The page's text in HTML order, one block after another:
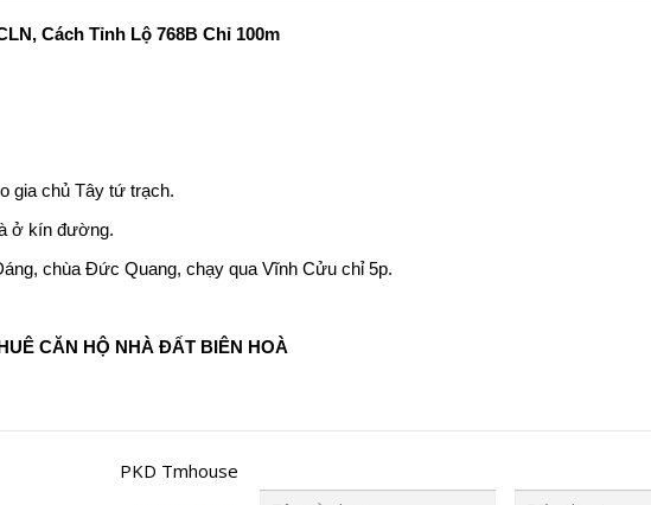
Cách Tỉnh Lộ 768B Chỉ 100m
gia chủ Tây tứ trạch.
ở kín đường.
chùa Đức Quang, chạy qua Vĩnh Cửu chỉ 5p.
CĂN HỘ NHÀ ĐẤT BIÊN HOÀ
PKD Tmhouse